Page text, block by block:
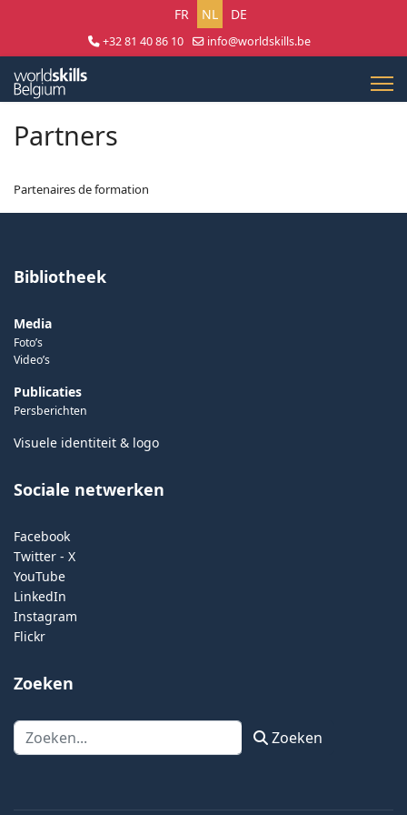
Selecteer uw taal
FR NL DE
+32 81 40 86 10
info@worldskills.be
Partners
Partenaires de formation
Bibliotheek
Media
Foto’s
Video’s
Publicaties
Persberichten
Visuele identiteit & logo
Sociale netwerken
Facebook
Twitter - X
YouTube
LinkedIn
Instagram
Flickr
Zoeken
Zoeken Zoeken